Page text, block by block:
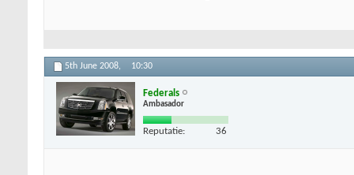
5th June 2008, 10:30
Federals
Ambasador
Reputatie: 36